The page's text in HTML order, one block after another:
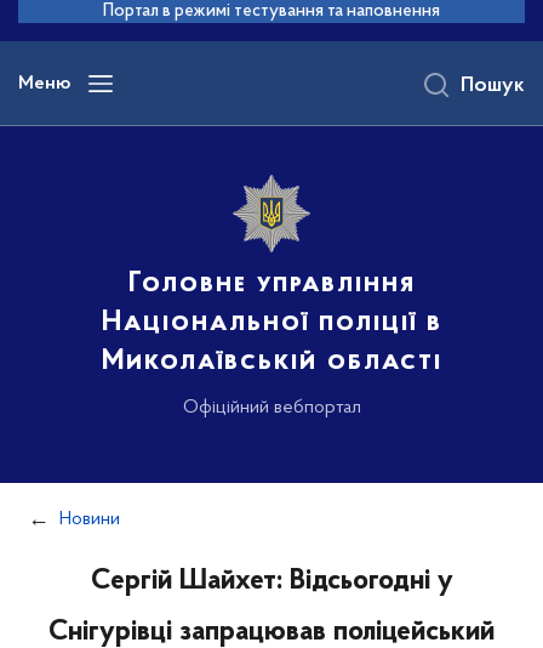
основного
вмісту
Портал в режимі тестування та наповнення
Меню
Головне управління
Національної поліції в
Миколаївській області
Офіційний вебпортал
Пошук
Новини
Сергій Шайхет: Відсьогодні у
Снігурівці запрацював поліцейський